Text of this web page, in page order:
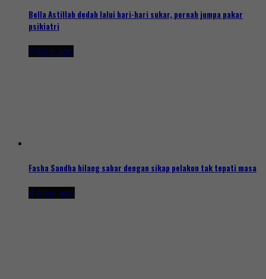
Bella Astillah dedah lalui hari-hari sukar, pernah jumpa pakar
psikiatri
3 days ago
Fasha Sandha hilang sabar dengan sikap pelakon tak tepati masa
4 days ago